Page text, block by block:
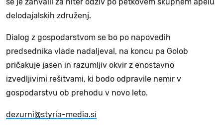
delodajalskih združenj.
Dialog z gospodarstvom se bo po napovedih
predsednika vlade nadaljeval, na koncu pa Golob
pričakuje jasen in razumljiv okvir z enostavno
izvedljivimi rešitvami, ki bodo odpravile nemir v
gospodarstvu ob prehodu v novo leto.
dezurni@styria-media.si